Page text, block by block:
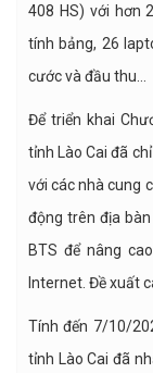
408 HS) với hơn
tính bảng, 26
cước và đầu thu…
Để triển khai
tỉnh Lào Cai đã
với các nhà cung
động trên địa
BTS để nâng
Internet. Đề xuất
Tính đến 7/10/
tỉnh Lào Cai đã